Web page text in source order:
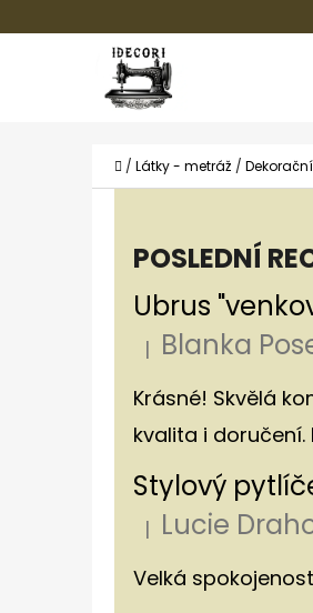
Domů
/ Látky - metráž /
POSLEDNÍ
Hodnocení
| Blanka
Krásné! Skvělá
kvalita i doručení.
Hodnocení
| Lucie
Velká spokojenost
Zpět
obchodu
Zpět
obchodu
ROMANTICKÁ NÁKUPNÍ
HORTENZIÍ A KRAJKOU